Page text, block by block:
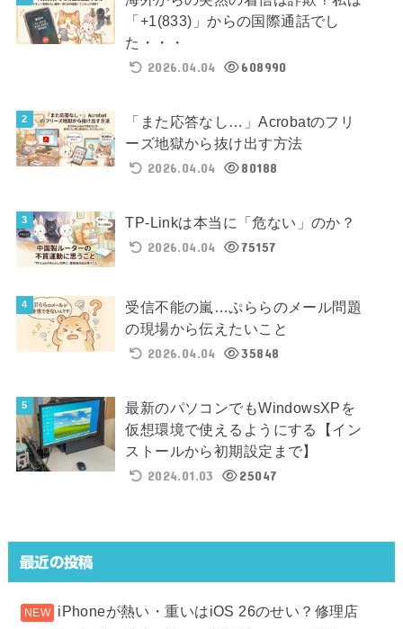
「+1(833)」からの国際通話でし
た・・・
2026.04.04
608990
「また応答なし…」Acrobatのフリ
ーズ地獄から抜け出す方法
2026.04.04
80188
TP-Linkは本当に「危ない」のか？
2026.04.04
75157
受信不能の嵐…ぷららのメール問題
の現場から伝えたいこと
2026.04.04
35848
最新のパソコンでもWindowsXPを
仮想環境で使えるようにする【イン
ストールから初期設定まで】
2024.01.03
25047
最近の投稿
iPhoneが熱い・重いはiOS 26のせい？修理店